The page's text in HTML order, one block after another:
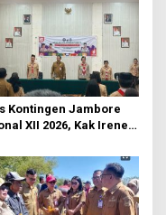
Kontingen Jambore
XII 2026, Kak Irene: